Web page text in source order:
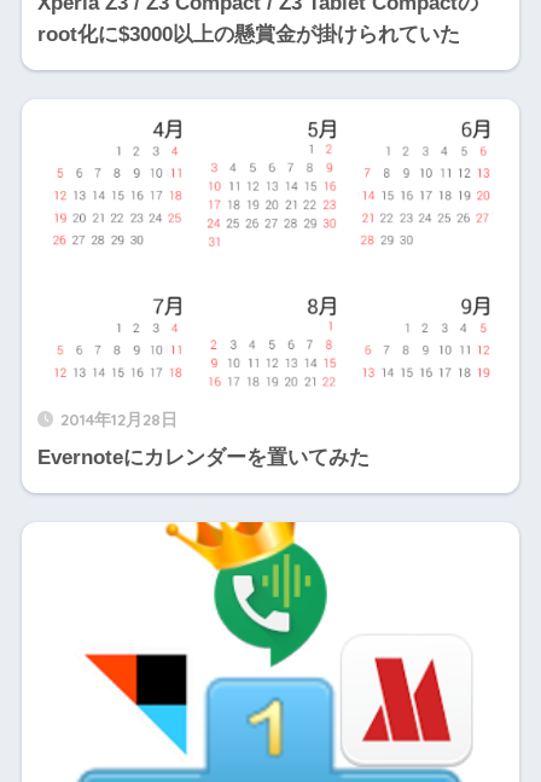
root化に$3000以上の懸賞金が掛けられていた
2014年12月28日
Evernoteにカレンダーを置いてみた